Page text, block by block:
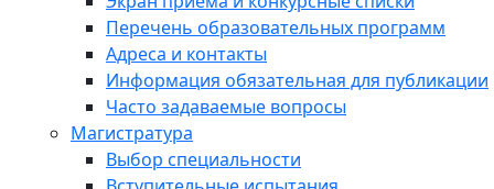
Перечень образовательных программ
Адреса и контакты
Информация обязательная для публикации
Часто задаваемые вопросы
Магистратура
Выбор специальности